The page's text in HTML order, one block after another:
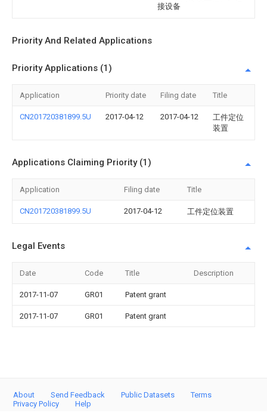
接设备
Priority And Related Applications
Priority Applications (1)
Application Priority date Filing date Title
CN201720381899.5U 2017-04-12 2017-04-12
工件定位
装置
Applications Claiming Priority (1)
Application Filing date Title
CN201720381899.5U 2017-04-12 工件定位装置
Legal Events
Date Code Title Description
2017-11-07 GR01 Patent grant
2017-11-07 GR01 Patent grant
About Send Feedback Public Datasets
Terms
Privacy Policy
Help